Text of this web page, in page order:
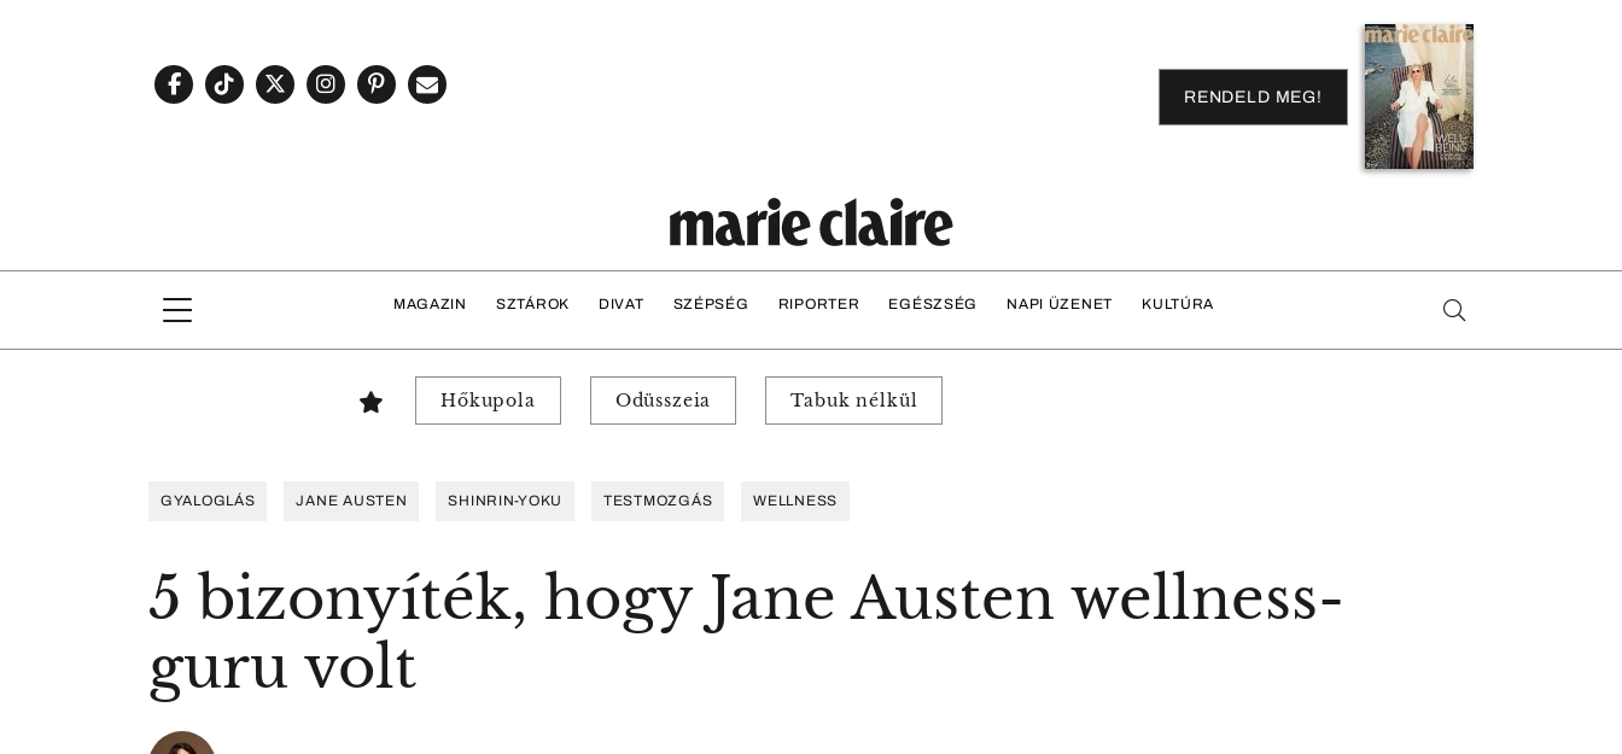
RENDELD MEG!
MAGAZIN SZTÁROK DIVAT SZÉPSÉG RIPORTER EGÉSZSÉG NAPI ÜZENET KULTÚRA
Hőkupola Odüsszeia Tabuk nélkül
GYALOGLÁS JANE AUSTEN SHINRIN-YOKU TESTMOZGÁS WELLNESS
5 bizonyíték, hogy Jane Austen wellness-
guru volt